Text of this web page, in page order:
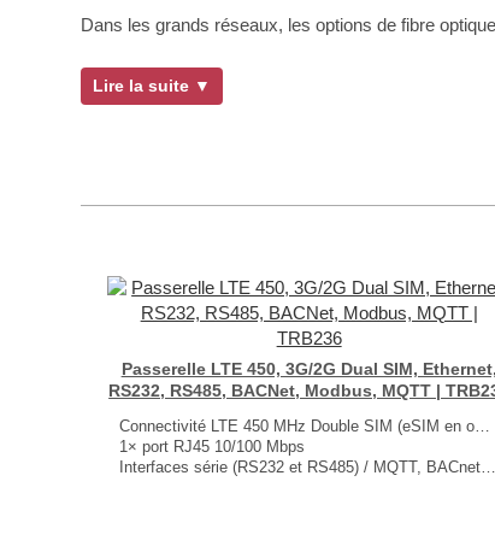
Dans les grands réseaux, les options de fibre
Lire la suite ▼
Passerelle LTE 450, 3G/2G Dual SIM, Ethernet,
RS232, RS485, BACNet, Modbus, MQTT |
Connectivité LTE 450 MHz Double SIM (eSIM en option)
1× port RJ45 10/100 Mbps
Interfaces série (RS232 et RS485) / MQTT, BACnet, Modbus